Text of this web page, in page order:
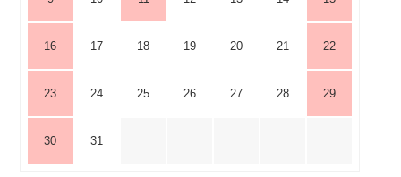
16 17 18 19 20 21 22
23 24 25 26 27 28 29
30 31